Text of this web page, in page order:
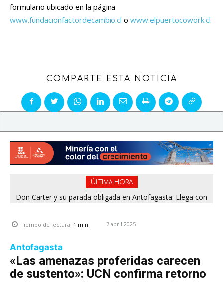
formulario ubicado en la página
www.fundacionfactordecambio.cl o www.elpuertocowork.cl
COMPARTE ESTA NOTICIA